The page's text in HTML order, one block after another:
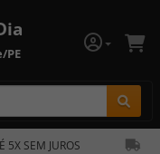
PE
5X SEM JUROS